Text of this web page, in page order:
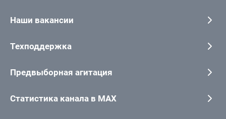
Наши вакансии
Техподдержка
Предвыборная агитация
Статистика канала в MAX